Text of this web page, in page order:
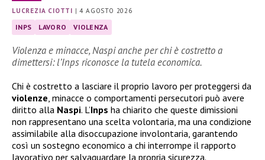
LUCREZIA CIOTTI |4 AGOSTO 2026
INPS LAVORO VIOLENZA
Violenza e minacce, Naspi anche per chi è costretto a
dimettersi: l’Inps riconosce la tutela economica.
Chi è costretto a lasciare il proprio lavoro per proteggersi da
violenze, minacce o comportamenti persecutori può avere
diritto alla Naspi. L’Inps ha chiarito che queste dimissioni
non rappresentano una scelta volontaria, ma una condizione
assimilabile alla disoccupazione involontaria, garantendo
così un sostegno economico a chi interrompe il rapporto
lavorativo per salvaguardare la propria sicurezza.